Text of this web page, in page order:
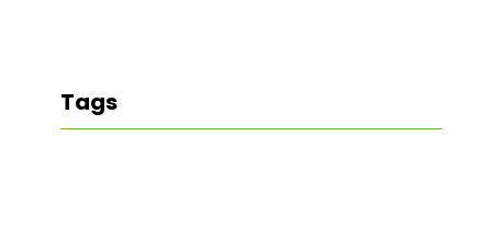
Tags